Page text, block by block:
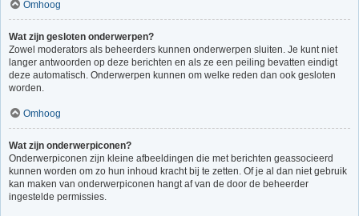
Omhoog
Wat zijn gesloten onderwerpen?
Zowel moderators als beheerders kunnen onderwerpen sluiten. Je kunt niet
langer antwoorden op deze berichten en als ze een peiling bevatten eindigt
deze automatisch. Onderwerpen kunnen om welke reden dan ook gesloten
worden.
Omhoog
Wat zijn onderwerpiconen?
Onderwerpiconen zijn kleine afbeeldingen die met berichten geassocieerd
kunnen worden om zo hun inhoud kracht bij te zetten. Of je al dan niet gebruik
kan maken van onderwerpiconen hangt af van de door de beheerder
ingestelde permissies.